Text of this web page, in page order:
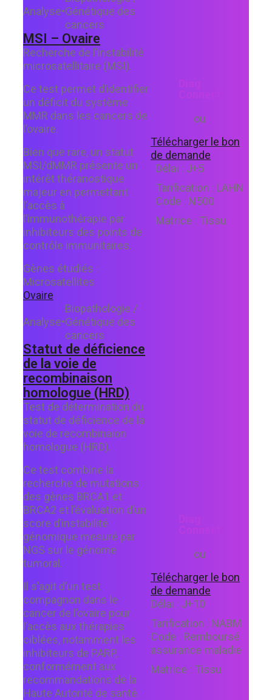
Analyse•Génétique des
cancers
MSI – Ovaire
Recherche de l’instabilité
microsatellitaire (MSI).
Ce test permet d’identifier
un déficit du système
MMR dans les cancers de
l’ovaire.
Bien que rare, un statut
MSI/dMMR présente un
intérêt théranostique
majeur en permettant
l’accès à
l’immunothérapie par
inhibiteurs des points de
contrôle immunitaires.
Gènes étudiés :
Microsatellites
Ovaire
ou
Télécharger le bon
de demande
Délai : J+5
Tarification : LAHN
Code : N500
Matrice : Tissu
Analyse•
Biopathologie /
Génétique des
cancers
Statut de déficience
de la voie de
recombinaison
homologue (HRD)
Test de détermination du
statut de déficience de la
voie de recombinaion
homologue (HRD).
Ce test combine la
recherche de mutations
des gènes BRCA1 et
BRCA2 et l’évaluation d’un
score d’instabilité
génomique mesuré par
NGS sur le génome
tumoral.
Il s’agit d’un test
compagnon dans le
cancer de l’ovaire pour
l’accès aux thérapies
ciblées, notamment les
inhibiteurs de PARP,
conformément aux
recommandations de la
Haute Autorité de santé.
ou
Télécharger le bon
de demande
Délai : J+10
Tarification : NABM
Code : Remboursé
assurance maladie
Matrice : Tissu